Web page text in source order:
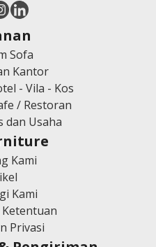
Sofa
Kantor
- Vila - Kos
/ Restoran
dan Usaha
Kami
Kami
Privasi